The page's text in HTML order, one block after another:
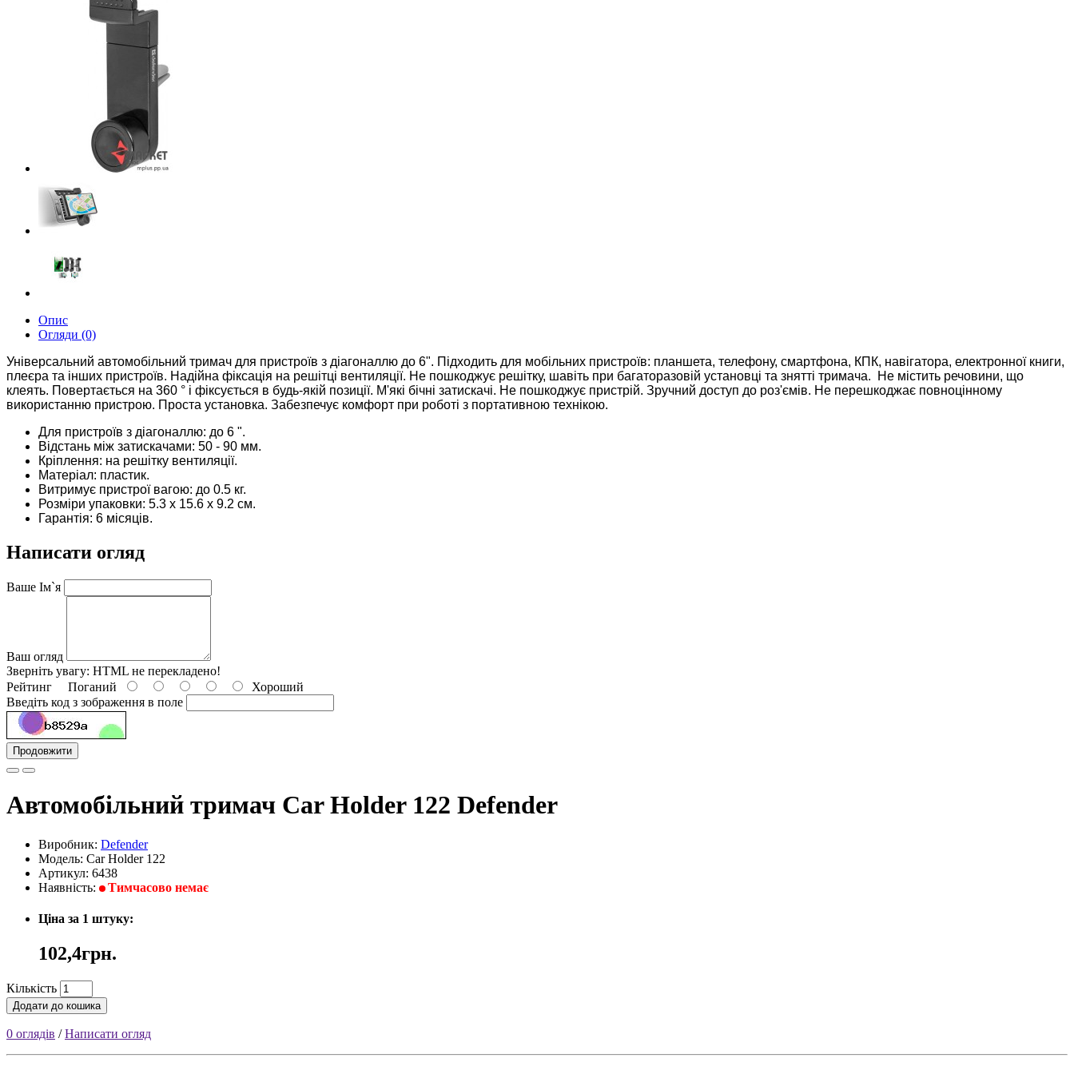
Опис
Огляди (0)
Універсальний автомобільний тримач для пристроїв з діагоналлю до 6". Підходить для мобільних пристроїв: планшета, телефону, смартфона, КПК, навігатора, електронної книги,
плеєра та інших пристроїв. Надійна фіксація на решітці вентиляції. Не пошкоджує решітку, шавіть при багаторазовій установці та знятті тримача. Не містить речовини, що
клеять. Повертається на 360 ° і фіксується в будь-якій позиції. М'які бічні затискачі. Не пошкоджує пристрій. Зручний доступ до роз'ємів. Не перешкоджає повноцінному
використанню пристрою. Проста установка. Забезпечує комфорт при роботі з портативною технікою.
Для пристроїв з діагоналлю: до 6 ".
Відстань між затискачами: 50 - 90 мм.
Кріплення: на решітку вентиляції.
Матеріал: пластик.
Витримує пристрої вагою: до 0.5 кг.
Розміри упаковки: 5.3 х 15.6 х 9.2 см.
Гарантія: 6 місяців.
Написати огляд
Ваше Ім`я
Ваш огляд
Зверніть увагу: HTML не перекладено!
Рейтинг Поганий
Хороший
Введіть код з зображення в поле
Продовжити
Автомобільний тримач Car Holder 122 Defender
Виробник: Defender
Модель: Car Holder 122
Артикул: 6438
Наявність:
Тимчасово немає
Ціна за 1 штуку:
102,4грн.
Кількість
Додати до кошика
0 оглядів /Написати огляд